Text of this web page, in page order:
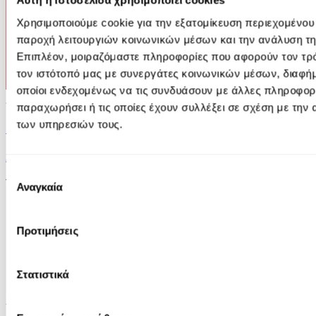
Χρησιμοποιούμε cookie για την εξατομίκευση
παροχή λειτουργιών κοινωνικών μέσων και την ανάλυση
Επιπλέον, μοιραζόμαστε πληροφορίες που αφορούν τον
τον ιστότοπό μας με συνεργάτες κοινωνικών μέσων,
οποίοι ενδεχομένως να τις συνδυάσουν με άλλες
παραχωρήσει ή τις οποίες έχουν συλλέξει σε σχέση με
των υπηρεσιών τους.
συγκατάθεσης
Αναγκαία
Προτιμήσεις
Στατιστικά
Audiobook • 1 Credit
Θαΐς η Εταίρα
14.90€